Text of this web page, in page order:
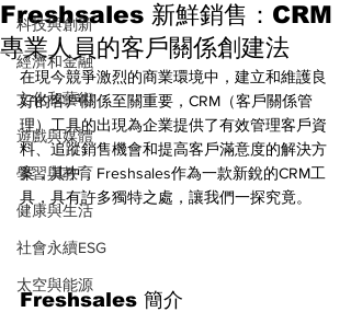
科技與創新
經濟和金融
文化和藝術
遊戲與媒體
學習與教育
健康與生活
社會永續ESG
太空與能源
Freshsales 新鮮銷售：CRM
專業人員的客戶關係創建法
在現今競爭激烈的商業環境中，建立和維護良
好的客戶關係至關重要，CRM（客戶關係管
理）工具的出現為企業提供了有效管理客戶資
料、追蹤銷售機會和提高客戶滿意度的解決方
案，其中，Freshsales作為一款新銳的CRM工
具，具有許多獨特之處，讓我們一探究竟。
Freshsales 簡介